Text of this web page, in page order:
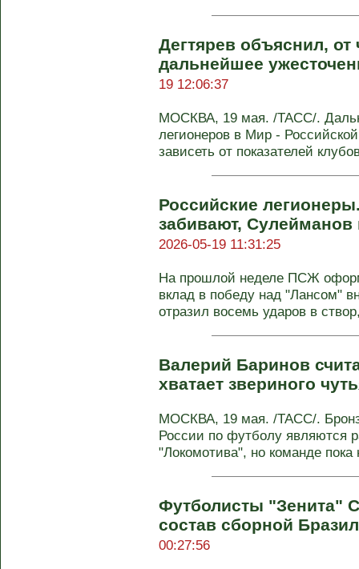
Дегтярев объяснил, от
дальнейшее
19 12:06:37
МОСКВА, 19 мая. /ТАСС/.
легионеров в Мир -
зависеть от показателей
Российские
забивают, Сулейманов
2026-05-19 11:31:25
На прошлой неделе ПСЖ
вклад в победу над "Лансом"
отразил восемь ударов в
Валерий Баринов
хватает звериного
МОСКВА, 19 мая. /ТАСС/.
России по футболу являются
"Локомотива", но команде пока
Футболисты "Зенита"
состав сборной
00:27:56